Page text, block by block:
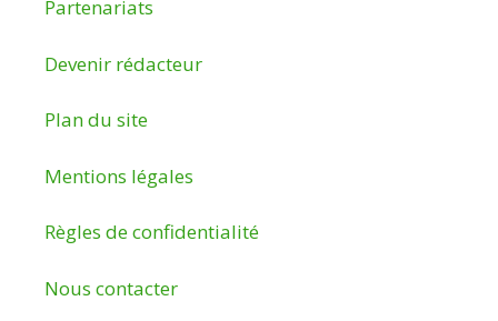
Partenariats
Devenir rédacteur
Plan du site
Mentions légales
Règles de confidentialité
Nous contacter